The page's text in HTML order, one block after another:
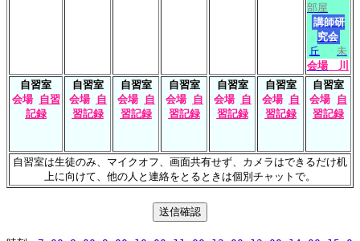
部屋
講師研
究会
丘
未
会場川
自習室
会場 自習
記録
自習室
会場 自
習記録
自習室
会場 自
習記録
自習室
会場 自
習記録
自習室
会場 自
習記録
自習室
会場 自
習記録
自習室
会場 自
習記録
自習室は生徒のみ、マイクオフ、画面共有せず、カメラはできるだけ机
上に向けて、他の人と連絡をとるときは個別チャットで。